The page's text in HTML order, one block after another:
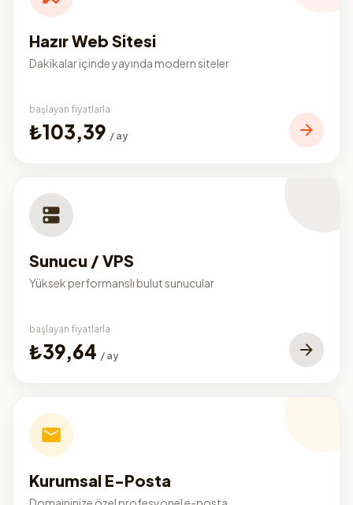
Hazır Web Sitesi
Dakikalar içinde yayında modern siteler
başlayan fiyatlarla
₺103,39 / ay
Sunucu / VPS
Yüksek performanslı bulut sunucular
başlayan fiyatlarla
₺39,64 / ay
Kurumsal E-Posta